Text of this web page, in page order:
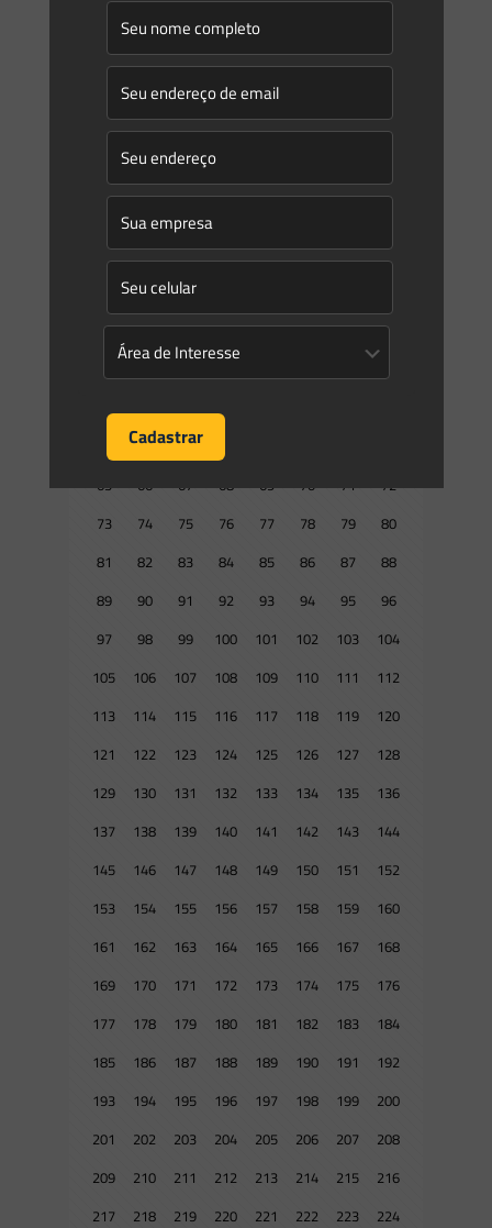
Prev page
10 11
17
18 19 20 21 22 23
24
26 27
33
34 35 36 37 38 39
40
58 59
65
66 67 68 69 70 71
72
73
74 75 76 77 78 79
80
81
82 83 84 85 86 87
88
89
90 91 92 93 94 95
96
97
98 99 100 101 102 103
104
105
106 107 108 109 110 111
112
113
114 115 116 117 118 119
120
121
122 123 124 125 126 127
128
129
130 131 132 133 134 135
136
137
138 139 140 141 142 143
144
145
146 147 148 149 150 151
152
153
154 155 156 157 158 159
160
161
162 163 164 165 166 167
168
169
170 171 172 173 174 175
176
177
178 179 180 181 182 183
184
185
186 187 188 189 190 191
192
193
194 195 196 197 198 199
200
201
202 203 204 205 206 207
208
209
210 211 212 213 214 215
216
217
218 219 220 221 222 223
224